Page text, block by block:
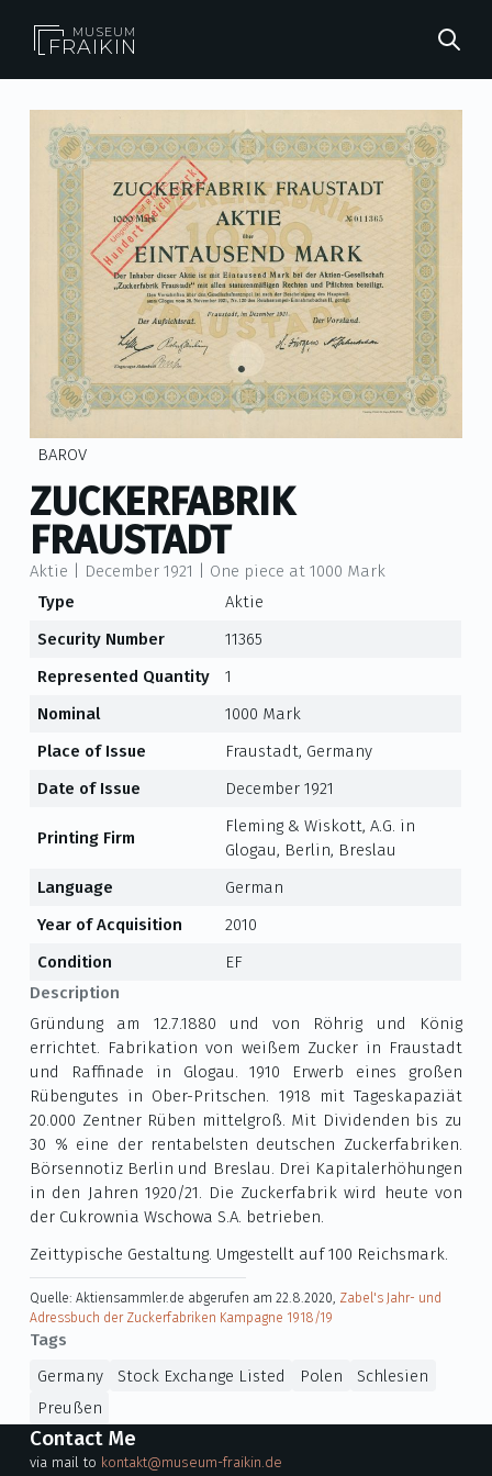
MUSEUM
FRAIKIN
BAROV
ZUCKERFABRIK
FRAUSTADT
Aktie | December 1921 | One piece at 1000 Mark
Type
Aktie
Security Number
11365
Represented Quantity
1
Nominal
1000 Mark
Place of Issue
Fraustadt, Germany
Date of Issue
December 1921
Printing Firm
Fleming & Wiskott, A.G. in
Glogau, Berlin, Breslau
Language
German
Year of Acquisition
2010
Condition
EF
Description
Gründung am 12.7.1880 und von Röhrig und König
errichtet. Fabrikation von weißem Zucker in Fraustadt
und Raffinade in Glogau. 1910 Erwerb eines großen
Rübengutes in Ober-Pritschen. 1918 mit Tageskapaziät
20.000 Zentner Rüben mittelgroß. Mit Dividenden bis zu
30 % eine der rentabelsten deutschen Zuckerfabriken.
Börsennotiz Berlin und Breslau. Drei Kapitalerhöhungen
in den Jahren 1920/21. Die Zuckerfabrik wird heute von
der Cukrownia Wschowa S.A. betrieben.
Zeittypische Gestaltung. Umgestellt auf 100 Reichsmark.
Quelle: Aktiensammler.de abgerufen am 22.8.2020, Zabel's Jahr- und
Adressbuch der Zuckerfabriken Kampagne 1918/19
Tags
Germany
Stock Exchange Listed Polen
Schlesien
Preußen
Contact Me
via mail to kontakt@museum-fraikin.de